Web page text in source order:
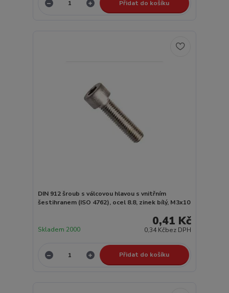
Přidat do košíku
DIN 912 šroub s válcovou hlavou s vnitřním
šestihranem (ISO 4762), ocel 8.8, zinek bílý, M3x10
0,41 Kč
0,34 Kčbez DPH
Skladem 2000
Přidat do košíku